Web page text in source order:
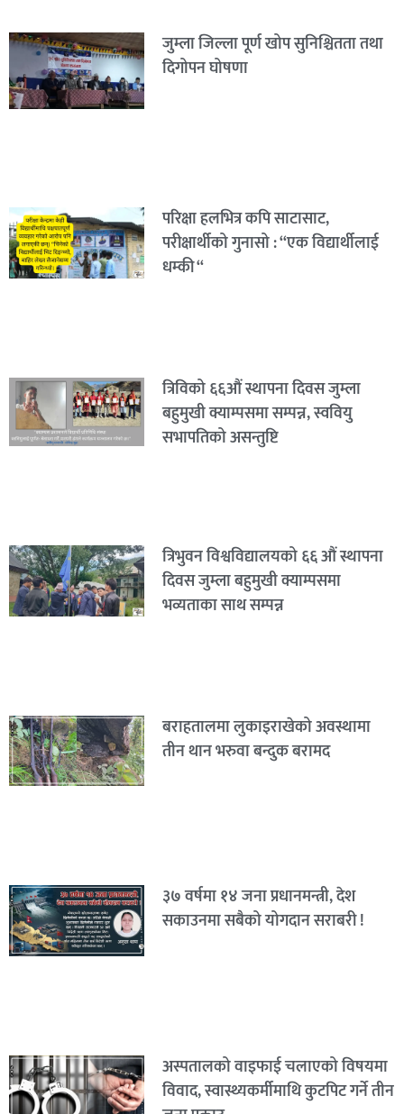
जुम्ला जिल्ला पूर्ण खोप सुनिश्चितता तथा
दिगोपन घोषणा
परिक्षा हलभित्र कपि साटासाट,
परीक्षार्थीको गुनासो : “एक विद्यार्थीलाई
धम्की “
त्रिविको ६६औं स्थापना दिवस जुम्ला
बहुमुखी क्याम्पसमा सम्पन्न, स्ववियु
सभापतिको असन्तुष्टि
त्रिभुवन विश्वविद्यालयको ६६ औं स्थापना
दिवस जुम्ला बहुमुखी क्याम्पसमा
भव्यताका साथ सम्पन्न
बराहतालमा लुकाइराखेको अवस्थामा
तीन थान भरुवा बन्दुक बरामद
३७ वर्षमा १४ जना प्रधानमन्त्री, देश
सकाउनमा सबैको योगदान सराबरी !
अस्पतालको वाइफाई चलाएको विषयमा
विवाद, स्वास्थ्यकर्मीमाथि कुटपिट गर्ने तीन